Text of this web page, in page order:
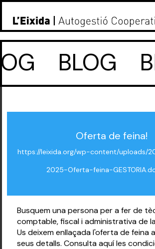
BLOG
Oferta de feina!
https://leixida.org/wp-content/uploads/
2025-Oferta-feina-
Busquem una persona per a fer de
comptable, fiscal i administrativa de
Us deixem enllaçada l'oferta de feina
seus detalls. Consulta aquí les